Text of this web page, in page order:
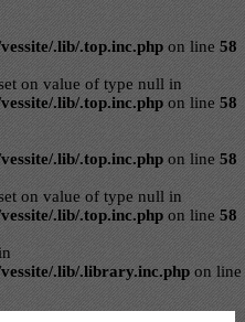
.lib/.top.inc.php on line 58
on value of type null in
.lib/.top.inc.php on line 58
.lib/.top.inc.php on line 58
on value of type null in
.lib/.top.inc.php on line 58
.lib/.library.inc.php on line